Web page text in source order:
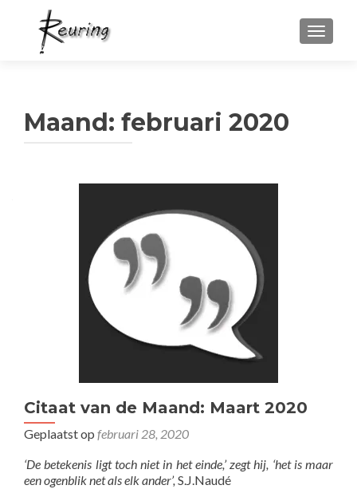
Maand: februari 2020
Citaat van de Maand: Maart 2020
Geplaatst op februari 28, 2020
‘De betekenis ligt toch niet in het einde,’ zegt hij, ‘het is maar
een ogenblik net als elk ander’, S.J.Naudé